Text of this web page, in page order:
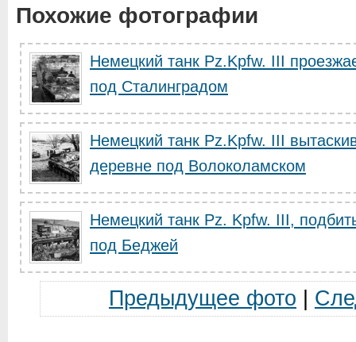
Похожие фотографии
Немецкий танк Pz.Kpfw. III
под Сталинградом
Немецкий танк Pz.Kpfw. III
деревне под Волоколамском
Немецкий танк Pz. Kpfw. III,
под Беджей
Предыдущее фото